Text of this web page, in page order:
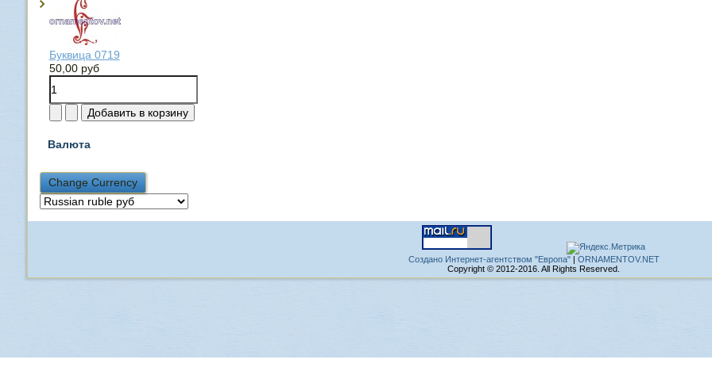
Буквица 0719
50,00 руб
Валюта
Создано Интернет-агентством "Европа"| ORNAMENTOV.NET
Copyright © 2012-2016. All Rights Reserved.